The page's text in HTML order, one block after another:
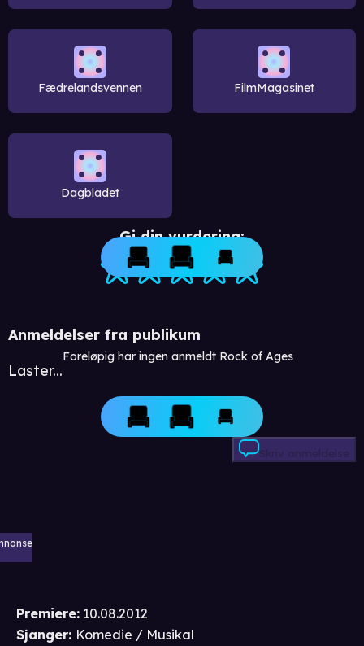
Fædrelandsvennen FilmMagasinet
Dagbladet
Gi din vurdering:
Anmeldelser fra publikum
Laster...
Foreløpig har ingen anmeldt Rock of Ages
Skriv anmeldelse
Premiere: 10.08.2012
Sjanger: Komedie / Musikal